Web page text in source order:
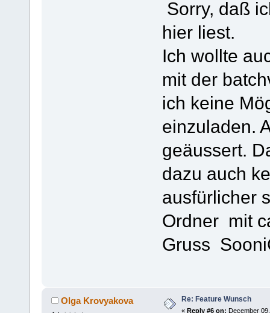
Sorry, daß
hier liest.
Ich wollte
mit der
ich keine
einzuladen.
geäussert.
dazu auch
ausfürlicher
Ordner mit
Gruss
Olga Krovyakova Re: Feature Wunsch
« Reply #6 on: December